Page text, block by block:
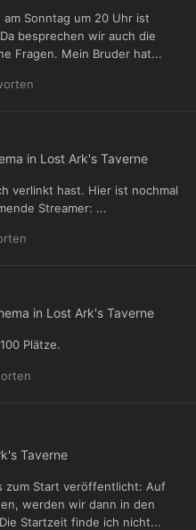
Sonntag um 20 Uhr ist
besprechen wir auch die
Fragen. Mein Bruder hat...
in Lost Ark's Taverne
verlinkt hast. Hier ist nochmal
Streamer: ...
in Lost Ark's Taverne
Plätze.
Taverne
zum Start veröffentlicht: Auf
werden wir dann in den
Startzeit finde ich nicht...